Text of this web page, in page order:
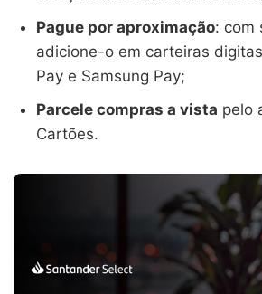
Pague por aproximação: com
adicione-o em carteiras
Pay e Samsung Pay;
Parcele compras a vista pelo
Cartões.